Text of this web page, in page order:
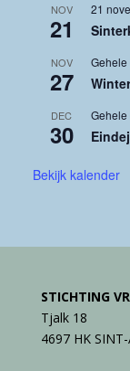
NOV
21
21
NOV
27
Gehele
DEC
30
Gehele
Bekijk kalender
STICHTING
Tjalk 18
4697 HK